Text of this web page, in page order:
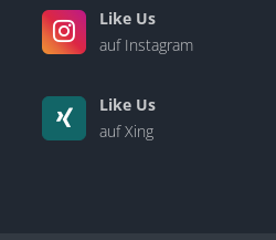
Like Us
auf Instagram
Like Us
auf Xing